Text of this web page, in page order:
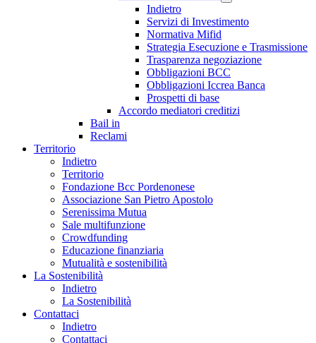
Indietro
Servizi di Investimento
Normativa Mifid
Strategia Esecuzione e Trasmissione
Trasparenza negoziazione
Obbligazioni BCC
Obbligazioni Iccrea Banca
Prospetti di base
Accordo mediatori creditizi
Bail in
Reclami
Territorio
Indietro
Territorio
Fondazione Bcc Pordenonese
Associazione San Pietro Apostolo
Serenissima Mutua
Sale multifunzione
Crowdfunding
Educazione finanziaria
Mutualità e sostenibilità
La Sostenibilità
Indietro
La Sostenibilità
Contattaci
Indietro
Contattaci